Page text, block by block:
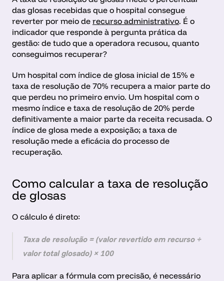
das glosas recebidas que o hospital consegue
reverter por meio de recurso administrativo. É o
indicador que responde à pergunta prática da
gestão: de tudo que a operadora recusou, quanto
conseguimos recuperar?
Um hospital com índice de glosa inicial de 15% e
taxa de resolução de 70% recupera a maior parte do
que perdeu no primeiro envio. Um hospital com o
mesmo índice e taxa de resolução de 20% perde
definitivamente a maior parte da receita recusada. O
índice de glosa mede a exposição; a taxa de
resolução mede a eficácia do processo de
recuperação.
Como calcular a taxa de resolução
de glosas
O cálculo é direto:
Taxa de resolução = (valor revertido em recurso ÷
valor total glosado) × 100
Para aplicar a fórmula com precisão, é necessário